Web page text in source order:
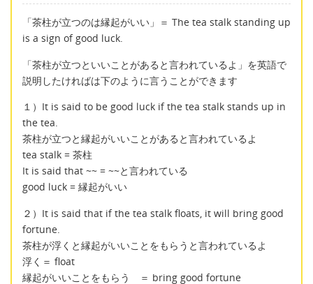
「茶柱が立つのは縁起がいい」＝ The tea stalk standing up
is a sign of good luck.
「茶柱が立つといいことがあると言われているよ」を英語で
説明したければは下のように言うことができます
１）It is said to be good luck if the tea stalk stands up in
the tea.
茶柱が立つと縁起がいいことがあると言われているよ
tea stalk = 茶柱
It is said that ~~ = ~~と言われている
good luck = 縁起がいい
２）It is said that if the tea stalk floats, it will bring good
fortune.
茶柱が浮くと縁起がいいことをもらうと言われているよ
浮く＝ float
縁起がいいことをもらう ＝ bring good fortune